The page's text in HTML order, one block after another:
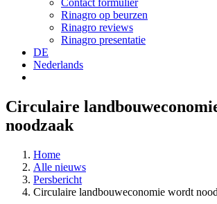
Contact formulier
Rinagro op beurzen
Rinagro reviews
Rinagro presentatie
DE
Nederlands
Circulaire
noodzaak
Home
Alle nieuws
Persbericht
Circulaire landbouweconomie wordt